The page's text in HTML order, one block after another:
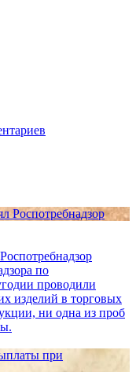
по
проводили
изделий в торговых
ни одна из проб